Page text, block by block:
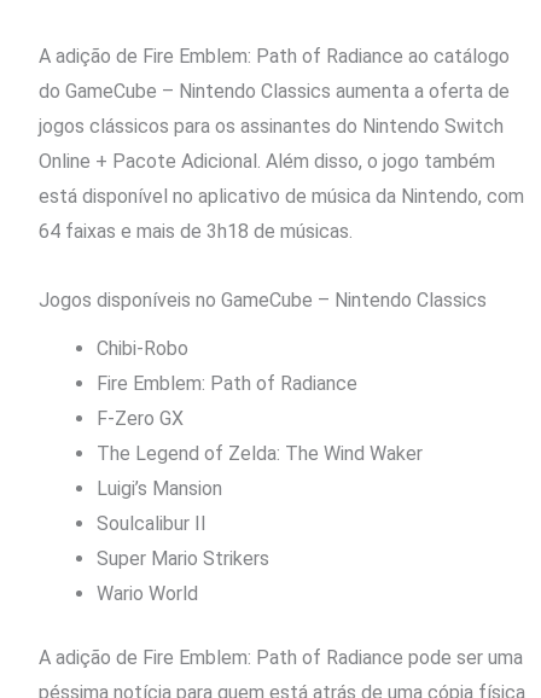
A adição de Fire Emblem: Path of Radiance ao catálogo
do GameCube – Nintendo Classics aumenta a oferta de
jogos clássicos para os assinantes do Nintendo Switch
Online + Pacote Adicional. Além disso, o jogo também
está disponível no aplicativo de música da Nintendo, com
64 faixas e mais de 3h18 de músicas.
Jogos disponíveis no GameCube – Nintendo Classics
Chibi-Robo
Fire Emblem: Path of Radiance
F-Zero GX
The Legend of Zelda: The Wind Waker
Luigi’s Mansion
Soulcalibur II
Super Mario Strikers
Wario World
A adição de Fire Emblem: Path of Radiance pode ser uma
péssima notícia para quem está atrás de uma cópia física